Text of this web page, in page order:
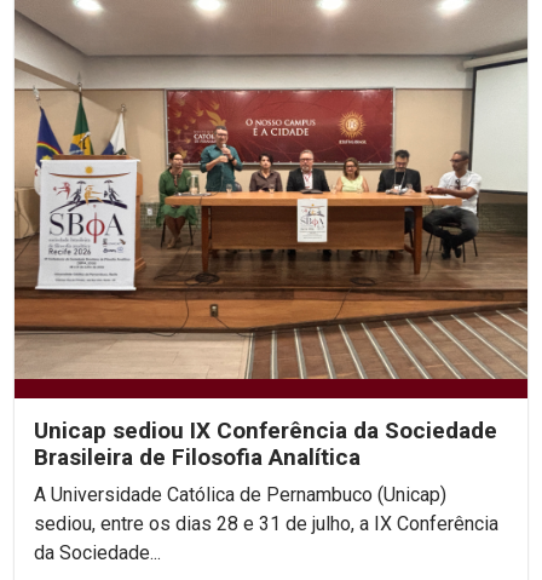
Unicap sediou IX Conferência da Sociedade
Brasileira de Filosofia Analítica
A Universidade Católica de Pernambuco (Unicap)
sediou, entre os dias 28 e 31 de julho, a IX Conferência
da Sociedade...